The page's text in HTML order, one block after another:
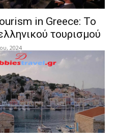
in Greece: Το
τουρισμού
2024